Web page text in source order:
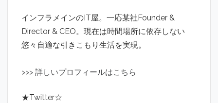
インフラメインのIT屋。一応某社Founder &
Director & CEO。現在は時間場所に依存しない
悠々自適な引きこもり生活を実現。
>>> 詳しいプロフィールはこちら
★Twitter☆